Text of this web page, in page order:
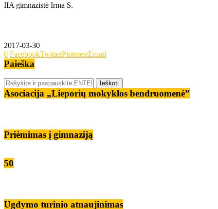
IIA gimnazistė Irma S.
2017-03-30
0 FacebookTwitterPinterestEmail
Paieška
Asociacija „Lieporių mokyklos bendruomenė”
Priėmimas į gimnaziją
50
Ugdymo turinio atnaujinimas